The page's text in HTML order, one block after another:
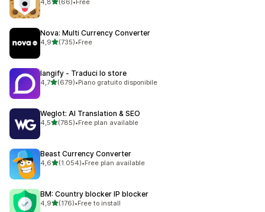
4,8 (66)
66 recensioni totali
•Free
Nova: Multi Currency Converter
4,9stelle su 5
(735)
735 recensioni totali
•Free
langify ‑ Traduci lo store
4,7stelle su 5
(679)
679 recensioni totali
•Piano gratuito disponibile
Weglot: AI Translation & SEO
4,5stelle su 5
(785)
785 recensioni totali
•Free plan available
Beast Currency Converter
4,6stelle su 5
(1.054)
1054 recensioni totali
•Free plan available
BM: Country blocker IP blocker
4,9stelle su 5
(176)
176 recensioni totali
•Free to install